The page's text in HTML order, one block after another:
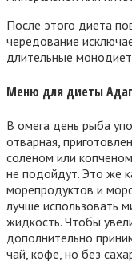
После этого диета
чередование
длительные
Меню для диеты
В омега день рыба
отварная,
соленом или
не подойдут. Это же
морепродуктов и
лучше использовать
жидкость. Чтобы
дополнительно
чай, кофе, но без